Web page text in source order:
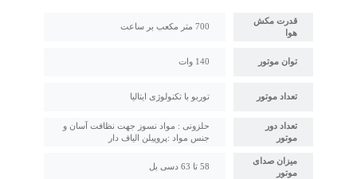
قدرت مکش
هوا
700 متر مکعب بر ساعت
توان موتور 140 وات
تعداد موتور توربو با تکنولوژی ایتالیا
تعداد دور
موتور
حلزونی : مواد نسوز جهت نظافت آسان و
جنس مواد :پروپیلن الیاف دار
میزان صدای
موتور
58 تا 63 دسی بل